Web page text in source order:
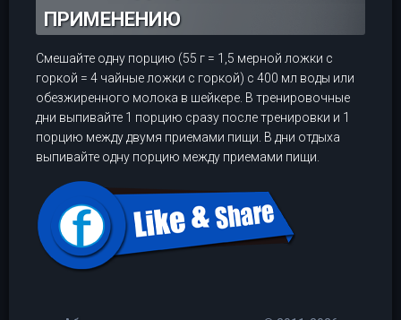
ПРИМЕНЕНИЮ
Смешайте одну порцию (55 г = 1,5 мерной ложки с
горкой = 4 чайные ложки с горкой) с 400 мл воды или
обезжиренного молока в шейкере. В тренировочные
дни выпивайте 1 порцию сразу после тренировки и 1
порцию между двумя приемами пищи. В дни отдыха
выпивайте одну порцию между приемами пищи.